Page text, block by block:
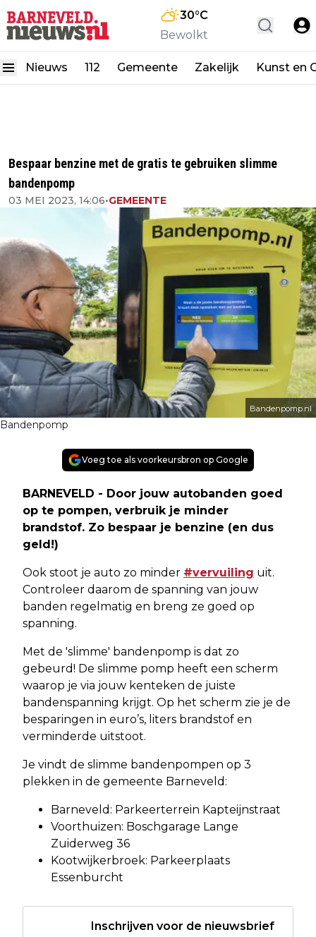
30°C
Bewolkt
Nieuws 112 Gemeente Zakelijk Kunst en
Bespaar benzine met de gratis te gebruiken slimme
bandenpomp
03 MEI 2023, 14:06•GEMEENTE
Bandenpomp.nl
Bandenpomp
Voeg toe als voorkeursbron op Google
BARNEVELD - Door jouw autobanden goed
op te pompen, verbruik je minder
brandstof. Zo bespaar je benzine (en dus
geld!)
Ook stoot je auto zo minder #vervuiling uit.
Controleer daarom de spanning van jouw
banden regelmatig en breng ze goed op
spanning.
Met de 'slimme' bandenpomp is dat zo
gebeurd! De slimme pomp heeft een scherm
waarop je via jouw kenteken de juiste
bandenspanning krijgt. Op het scherm zie je de
besparingen in euro’s, liters brandstof en
verminderde uitstoot.
Je vindt de slimme bandenpompen op 3
plekken in de gemeente Barneveld:
Barneveld: Parkeerterrein Kapteijnstraat
Voorthuizen: Boschgarage Lange
Zuiderweg 36
Kootwijkerbroek: Parkeerplaats
Essenburcht
Inschrijven voor de nieuwsbrief